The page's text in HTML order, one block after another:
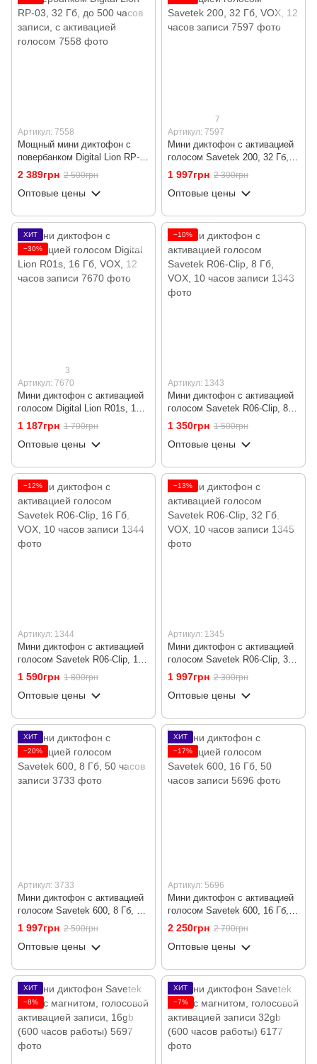
Артикул: 7558
Мощный мини диктофон с
повербанком Digital Lion RP-
03, 32 Гб, до 500 часов
записи, c активацией голосом
2 389грн 2 500грн
Оптовые цены
7
Артикул: 7597
Мини диктофон с активацией
голосом Savetek 200, 32 Гб,
VOX, 12 часов записи
1 997грн 2 300грн
Оптовые цены
ХИТ
−30%
3
Артикул: 7670
Мини диктофон с активацией
голосом Digital Lion R01s, 16
Гб, VOX, 12 часов записи
1 187грн 1 700грн
Оптовые цены
−10%
Артикул: 1343
Мини диктофон с активацией
голосом Savetek R06-Clip, 8
Гб, VOX, 10 часов записи
1 350грн 1 500грн
Оптовые цены
−12%
Артикул: 1344
Мини диктофон с активацией
голосом Savetek R06-Clip, 16
Гб, VOX, 10 часов записи
1 590грн 1 800грн
Оптовые цены
−13%
Артикул: 1345
Мини диктофон с активацией
голосом Savetek R06-Clip, 32
Гб, VOX, 10 часов записи
1 997грн 2 300грн
Оптовые цены
ХИТ
−20%
Артикул: 3733
Мини диктофон с активацией
голосом Savetek 600, 8 Гб, 50
часов записи
1 997грн 2 500грн
Оптовые цены
ХИТ
−17%
Артикул: 5696
Мини диктофон с активацией
голосом Savetek 600, 16 Гб,
50 часов записи
2 250грн 2 700грн
Оптовые цены
ХИТ
−8%
ХИТ
−7%